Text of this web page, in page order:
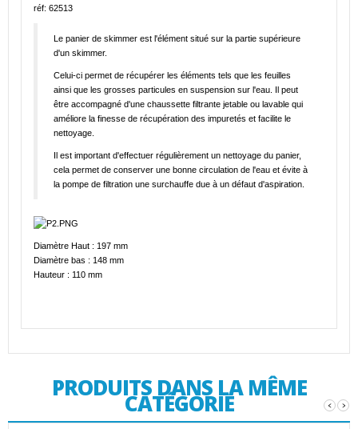
réf: 62513
Le panier de skimmer est l'élément situé sur la partie supérieure
d'un skimmer.
Celui-ci permet de récupérer les éléments tels que les feuilles
ainsi que les grosses particules en suspension sur l'eau. Il peut
être accompagné d'une chaussette filtrante jetable ou lavable qui
améliore la finesse de récupération des impuretés et facilite le
nettoyage.
Il est important d'effectuer régulièrement un nettoyage du panier,
cela permet de conserver une bonne circulation de l'eau et évite à
la pompe de filtration une surchauffe due à un défaut d'aspiration.
Diamètre Haut : 197 mm
Diamètre bas : 148 mm
Hauteur : 110 mm
PRODUITS DANS LA MÊME
CATÉGORIE ‹ ›